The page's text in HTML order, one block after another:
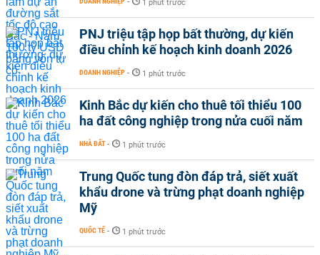
1 phút trước
PNJ triệu tập họp bất thường, dự kiến
điều chỉnh kế hoạch kinh doanh 2026
DOANH NGHIỆP - 1 phút trước
Kinh Bắc dự kiến cho thuê tối thiểu 100
ha đất công nghiệp trong nửa cuối năm
NHÀ ĐẤT - 1 phút trước
Trung Quốc tung đòn đáp trả, siết xuất
khẩu drone và trừng phạt doanh nghiệp
Mỹ
QUỐC TẾ - 1 phút trước